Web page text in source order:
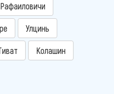
Рафаиловичи
Улцинь
Колашин